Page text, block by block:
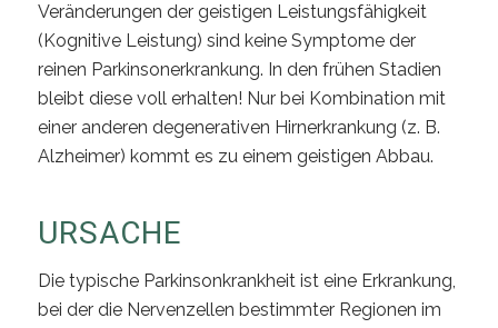
Veränderungen der geistigen Leistungsfähigkeit
(Kognitive Leistung) sind keine Symptome der
reinen Parkinsonerkrankung. In den frühen Stadien
bleibt diese voll erhalten! Nur bei Kombination mit
einer anderen degenerativen Hirnerkrankung (z. B.
Alzheimer) kommt es zu einem geistigen Abbau.
URSACHE
Die typische Parkinsonkrankheit ist eine Erkrankung,
bei der die Nervenzellen bestimmter Regionen im